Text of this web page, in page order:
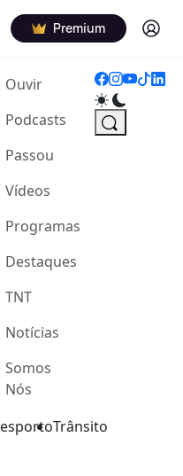
Premium Log in
Ouvir(current)
Podcasts
Passou
Vídeos
Programas
Destaques
TNT
Notícias
Somos
Nós
Trânsito